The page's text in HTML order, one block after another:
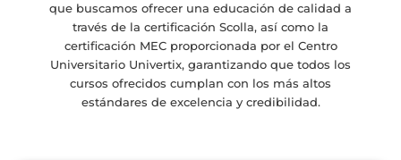
que buscamos ofrecer una educación de calidad a
través de la certificación Scolla, así como la
certificación MEC proporcionada por el Centro
Universitario Univertix, garantizando que todos los
cursos ofrecidos cumplan con los más altos
estándares de excelencia y credibilidad.